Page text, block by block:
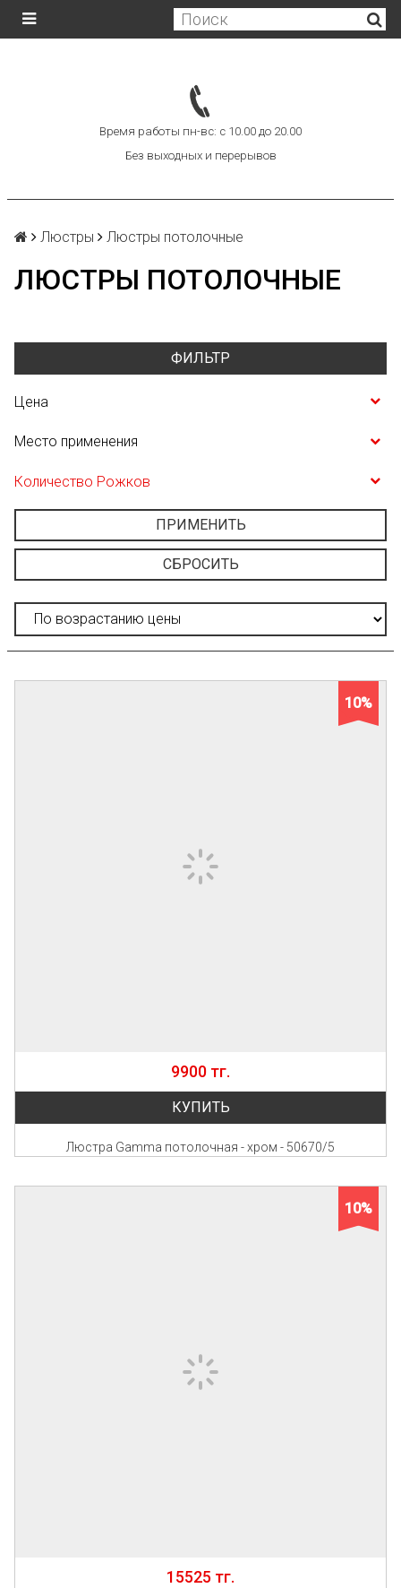
Время работы пн-вс: с 10.00 до 20.00
Без выходных и перерывов
Люстры Люстры потолочные
ЛЮСТРЫ ПОТОЛОЧНЫЕ
ФИЛЬТР
Цена
Место применения
Количество Рожков
ПРИМЕНИТЬ
СБРОСИТЬ
10%
9900 тг.
КУПИТЬ
Люстра Gamma потолочная - хром - 50670/5
10%
15525 тг.